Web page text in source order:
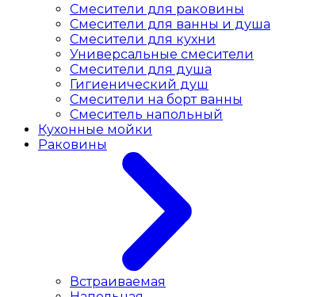
Смесители для раковины
Cмесители для ванны и душа
Смесители для кухни
Универсальные смесители
Смесители для душа
Гигиенический душ
Смесители на борт ванны
Смеситель напольный
Кухонные мойки
Раковины
Встраиваемая